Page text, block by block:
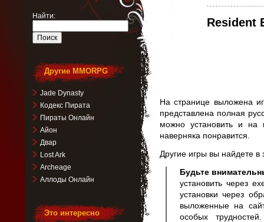
Resident
На странице выложена
представлена полная
можно установить и на
наверняка понравится.
Другие игры вы найдете
Будьте
установить через
установки через
выложенные на
особых
Найти:
Другие MMORPG
Jade Dynasty
Кодекс Пирата
Пираты Онлайн
Айон
Двар
Lost Ark
Archeage
Аллоды Онлайн
Это интересно